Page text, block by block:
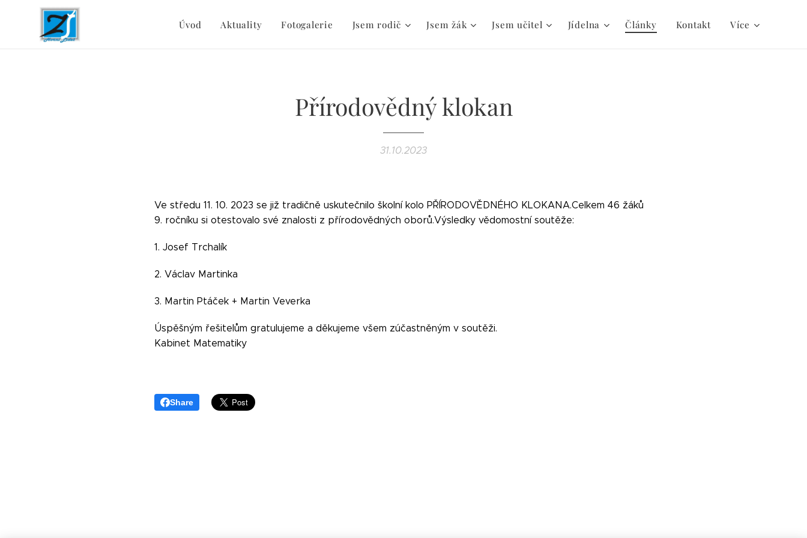
Úvod Aktuality Fotogalerie Jsem rodič Jsem žák Jsem učitel Jídelna Články Kontakt Více
Přírodovědný klokan
31.10.2023
Ve středu 11. 10. 2023 se již tradičně uskutečnilo školní kolo PŘÍRODOVĚDNÉHO KLOKANA.Celkem 46 žáků
9. ročníku si otestovalo své znalosti z přírodovědných oborů.Výsledky vědomostní soutěže:
1. Josef Trchalík
2. Václav Martinka
3. Martin Ptáček + Martin Veverka
Úspěšným řešitelům gratulujeme a děkujeme všem zúčastněným v soutěži.
Kabinet Matematiky
Share